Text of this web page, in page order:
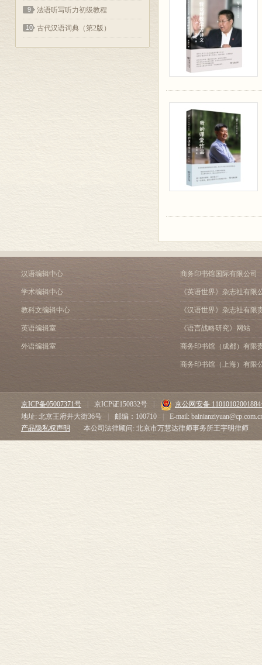
9 法语听写听力初级教程
10 古代汉语词典（第2版）
汉语编辑中心
学术编辑中心
教科文编辑中心
英语编辑室
外语编辑室
商务印书馆国际有限公司
《英语世界》杂志社有限
《汉语世界》杂志社有限
《语言战略研究》网站
商务印书馆（成都）有限
商务印书馆（上海）有限
京ICP备05007371号 京ICP证150832号
京公网安备
地址: 北京王府井大街36号
邮编：100710
E-mail:
产品隐私权声明
本公司法律顾问: 北京市万慧达律师事务所王宇明律师